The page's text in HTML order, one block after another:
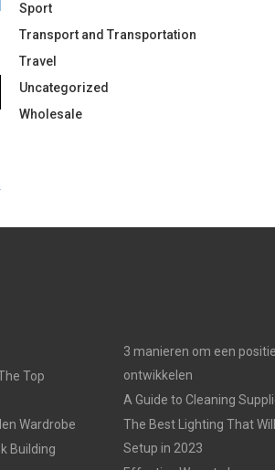
Sport
Transport and Transportation
Travel
Uncategorized
Wholesale
Top
Wardrobe
Building
3 manieren om een
ontwikkelen
A Guide to Cleaning
The Best Lighting That
Setup in 2023